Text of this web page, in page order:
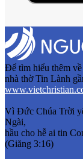
Để tìm hiểu thêm
nhà thờ Tin Lành
Vì Đức Chúa Trời
Ngài,
hầu cho hễ ai tin
(Giăng 3:16)